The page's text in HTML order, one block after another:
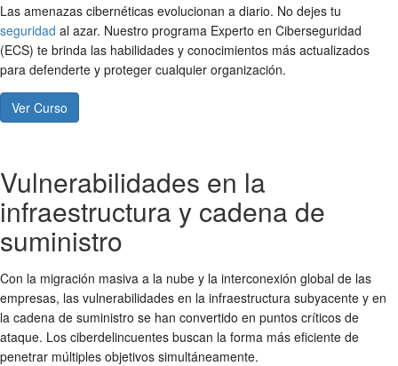
Las amenazas cibernéticas evolucionan a diario. No dejes tu
seguridad al azar. Nuestro programa Experto en Ciberseguridad
(ECS) te brinda las habilidades y conocimientos más actualizados
para defenderte y proteger cualquier organización.
Ver Curso
Vulnerabilidades en la
infraestructura y cadena de
suministro
Con la migración masiva a la nube y la interconexión global de las
empresas, las vulnerabilidades en la infraestructura subyacente y en
la cadena de suministro se han convertido en puntos críticos de
ataque. Los ciberdelincuentes buscan la forma más eficiente de
penetrar múltiples objetivos simultáneamente.